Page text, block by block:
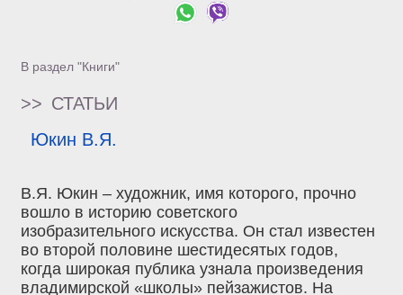
В раздел "Книги"
>> СТАТЬИ
Юкин В.Я.
В.Я. Юкин – художник, имя которого, прочно
вошло в историю советского
изобразительного искусства. Он стал известен
во второй половине шестидесятых годов,
когда широкая публика узнала произведения
владимирской «школы» пейзажистов. На